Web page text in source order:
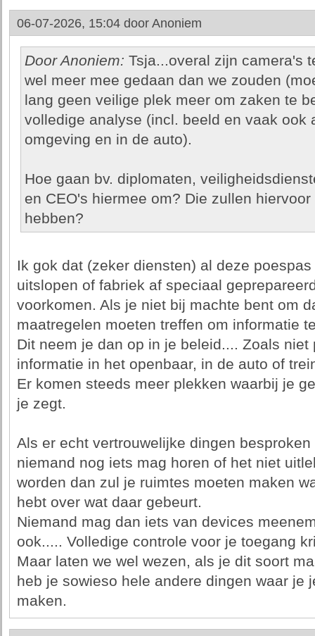
06-07-2026, 15:04 door Anoniem
Door Anoniem: Tsja...overal zijn camera's
wel meer mee gedaan dan we zouden
lang geen veilige plek meer om zaken te
volledige analyse (incl. beeld en vaak ook
omgeving en in de auto).
Hoe gaan bv. diplomaten,
en CEO's hiermee om? Die zullen
hebben?
Ik gok dat (zeker diensten) al deze
uitslopen of fabriek af speciaal
voorkomen. Als je niet bij machte bent om
maatregelen moeten treffen om informatie
Dit neem je dan op in je beleid.... Zoals
informatie in het openbaar, in de auto of
Er komen steeds meer plekken waarbij je
je zegt.
Als er echt vertrouwelijke dingen
niemand nog iets mag horen of het niet
worden dan zul je ruimtes moeten maken
hebt over wat daar gebeurt.
Niemand mag dan iets van devices
ook..... Volledige controle voor je toegang
Maar laten we wel wezen, als je dit soort
heb je sowieso hele andere dingen waar je
maken.